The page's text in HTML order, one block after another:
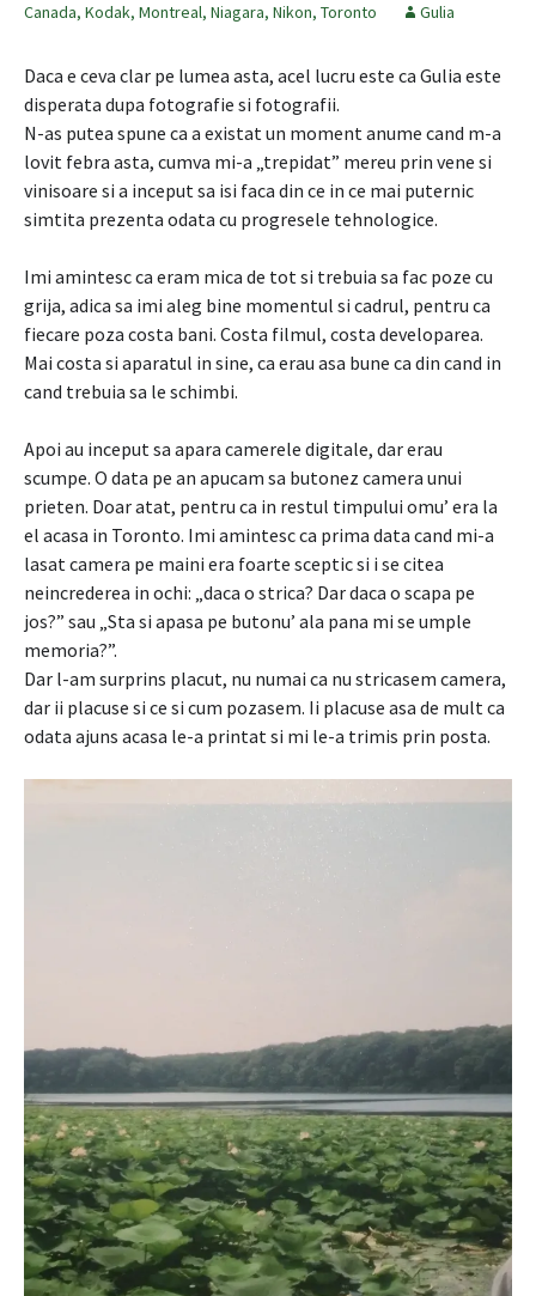
Canada, Kodak, Montreal, Niagara, Nikon, Toronto Gulia
Daca e ceva clar pe lumea asta, acel lucru este ca Gulia este
disperata dupa fotografie si fotografii.
N-as putea spune ca a existat un moment anume cand m-a
lovit febra asta, cumva mi-a „trepidat” mereu prin vene si
vinisoare si a inceput sa isi faca din ce in ce mai puternic
simtita prezenta odata cu progresele tehnologice.
Imi amintesc ca eram mica de tot si trebuia sa fac poze cu
grija, adica sa imi aleg bine momentul si cadrul, pentru ca
fiecare poza costa bani. Costa filmul, costa developarea.
Mai costa si aparatul in sine, ca erau asa bune ca din cand in
cand trebuia sa le schimbi.
Apoi au inceput sa apara camerele digitale, dar erau
scumpe. O data pe an apucam sa butonez camera unui
prieten. Doar atat, pentru ca in restul timpului omu’ era la
el acasa in Toronto. Imi amintesc ca prima data cand mi-a
lasat camera pe maini era foarte sceptic si i se citea
neincrederea in ochi: „daca o strica? Dar daca o scapa pe
jos?” sau „Sta si apasa pe butonu’ ala pana mi se umple
memoria?”.
Dar l-am surprins placut, nu numai ca nu stricasem camera,
dar ii placuse si ce si cum pozasem. Ii placuse asa de mult ca
odata ajuns acasa le-a printat si mi le-a trimis prin posta.